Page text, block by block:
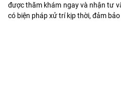
được thăm khám ngay và nhận tư
có biện pháp xử trí kịp thời, đảm